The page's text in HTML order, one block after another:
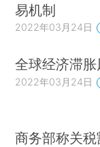
易机制
2022年03月24日
全球经济滞
2022年03月24日
商务部称关